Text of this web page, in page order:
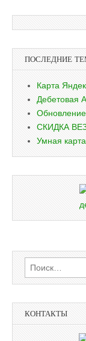
ПОСЛЕДНИЕ
Карта
Дебетовая
СКИДКА
Умная
Найти:
КОНТАКТЫ